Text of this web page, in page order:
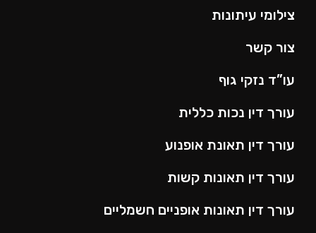
צילומי עיתונות
צור קשר
עו”ד נזקי גוף
עורך דין נכות כללית
עורך דין תאונת אופנוע
עורך דין תאונות קשות
עורך דין תאונות אופניים חשמליים